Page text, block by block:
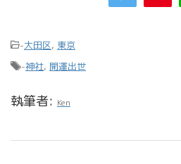
-大田区, 東京
-神社, 開運出世
執筆者: Ken